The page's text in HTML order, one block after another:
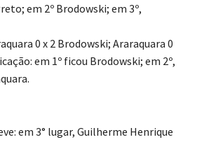
em 2º Brodowski; em 3º,
0 x 2 Brodowski; Araraquara 0
em 1º ficou Brodowski; em 2º,
em 3° lugar, Guilherme Henrique